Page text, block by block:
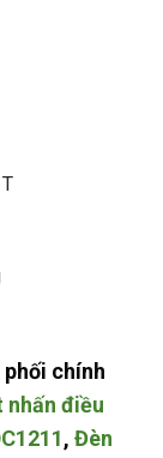
chính
nhấn điều
, Đèn